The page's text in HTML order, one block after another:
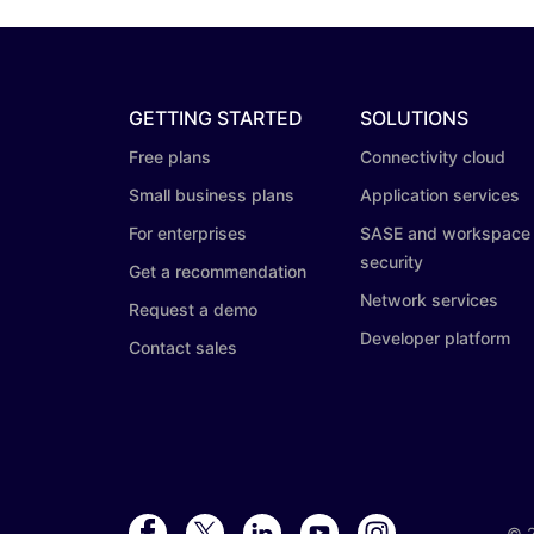
GETTING STARTED
Free plans
Small business plans
For enterprises
Get a recommendation
Request a demo
Contact sales
SOLUTIONS
Connectivity cloud
Application services
SASE and workspace
security
Network services
Developer platform